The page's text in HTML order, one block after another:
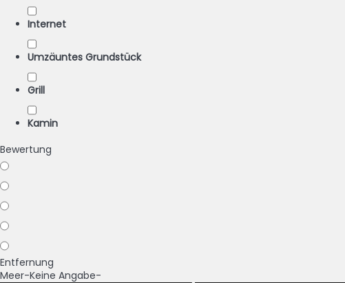
Internet
Umzäuntes Grundstück
Grill
Kamin
Bewertung
Entfernung
Meer-Keine Angabe-